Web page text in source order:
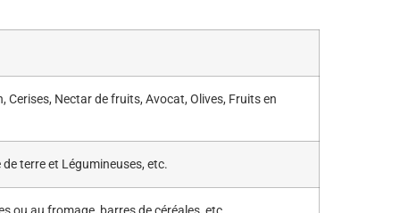
Cerises, Nectar de fruits, Avocat, Olives, Fruits en
terre et Légumineuses, etc.